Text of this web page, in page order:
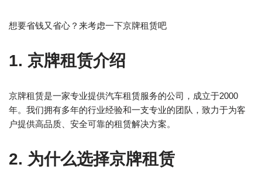
想要省钱又省心？来考虑一下京牌租赁吧
1. 京牌租赁介绍
京牌租赁是一家专业提供汽车租赁服务的公司，成立于2000
年。我们拥有多年的行业经验和一支专业的团队，致力于为客
户提供高品质、安全可靠的租赁解决方案。
2. 为什么选择京牌租赁